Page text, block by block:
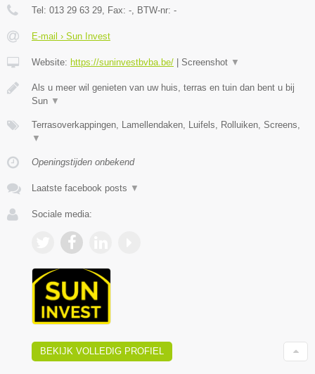
Tel: 013 29 63 29 , Fax: - , BTW-nr: -
E-mail › Sun Invest
Website: https://suninvestbvba.be/ Screenshot ▼
Als u meer wil genieten van uw huis, terras en tuin dan bent u bij
Sun ▼
Terrasoverkappingen, Lamellendaken, Luifels, Rolluiken, Screens,
▼
Openingstijden onbekend
Laatste facebook posts ▼
Sociale media:
BEKIJK VOLLEDIG PROFIEL